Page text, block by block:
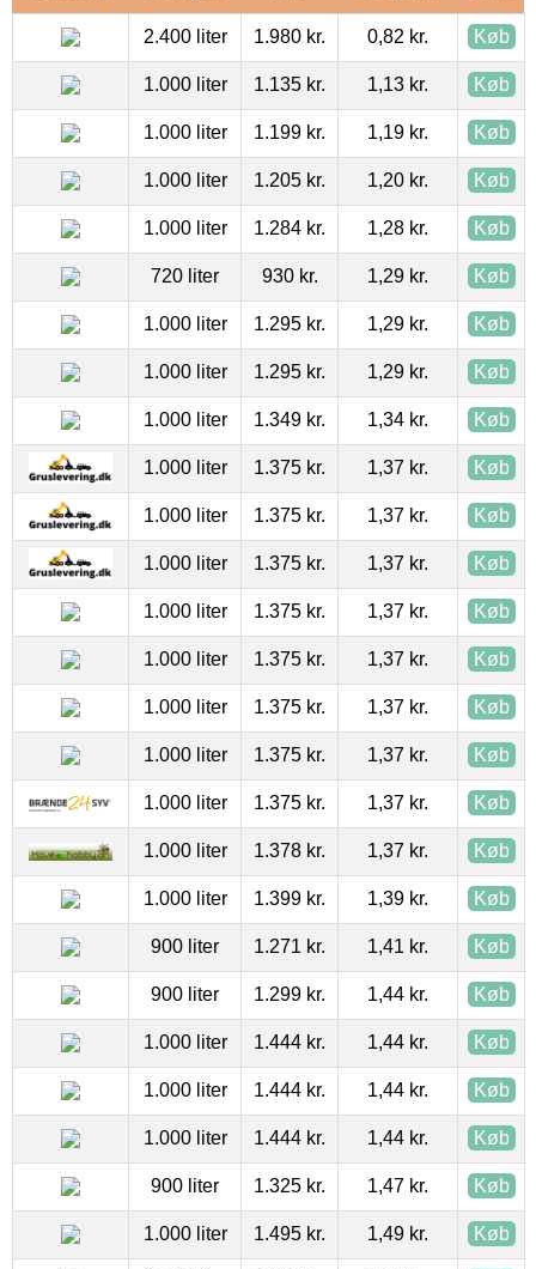
2.400 liter 1.980 kr. 0,82 kr. Køb
1.000 liter 1.135 kr. 1,13 kr. Køb
1.000 liter 1.199 kr. 1,19 kr. Køb
1.000 liter 1.205 kr. 1,20 kr. Køb
1.000 liter 1.284 kr. 1,28 kr. Køb
720 liter 930 kr. 1,29 kr. Køb
1.000 liter 1.295 kr. 1,29 kr. Køb
1.000 liter 1.295 kr. 1,29 kr. Køb
1.000 liter 1.349 kr. 1,34 kr. Køb
1.000 liter 1.375 kr. 1,37 kr. Køb
1.000 liter 1.375 kr. 1,37 kr. Køb
1.000 liter 1.375 kr. 1,37 kr. Køb
1.000 liter 1.375 kr. 1,37 kr. Køb
1.000 liter 1.375 kr. 1,37 kr. Køb
1.000 liter 1.375 kr. 1,37 kr. Køb
1.000 liter 1.375 kr. 1,37 kr. Køb
1.000 liter 1.375 kr. 1,37 kr. Køb
1.000 liter 1.378 kr. 1,37 kr. Køb
1.000 liter 1.399 kr. 1,39 kr. Køb
900 liter 1.271 kr. 1,41 kr. Køb
900 liter 1.299 kr. 1,44 kr. Køb
1.000 liter 1.444 kr. 1,44 kr. Køb
1.000 liter 1.444 kr. 1,44 kr. Køb
1.000 liter 1.444 kr. 1,44 kr. Køb
900 liter 1.325 kr. 1,47 kr. Køb
1.000 liter 1.495 kr. 1,49 kr. Køb